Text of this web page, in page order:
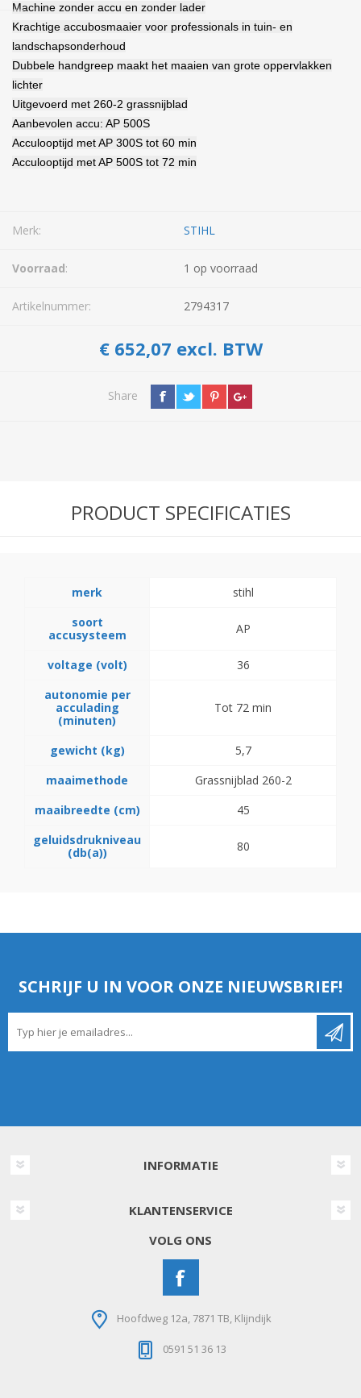
Machine zonder accu en zonder lader
Krachtige accubosmaaier voor professionals in tuin- en
landschapsonderhoud
Dubbele handgreep maakt het maaien van grote oppervlakken
lichter
Uitgevoerd met 260-2 grassnijblad
Aanbevolen accu: AP 500S
Acculooptijd met AP 300S tot 60 min
Acculooptijd met AP 500S tot 72 min
Merk: STIHL
Voorraad: 1 op voorraad
Artikelnummer: 2794317
€ 652,07 excl. BTW
Share
PRODUCT SPECIFICATIES
merk
stihl
soort
accusysteem
AP
voltage (volt)
36
autonomie per
acculading
(minuten)
Tot 72 min
gewicht (kg)
5,7
maaimethode
Grassnijblad 260-2
maaibreedte (cm)
45
geluidsdrukniveau
(db(a))
80
SCHRIJF U IN VOOR ONZE NIEUWSBRIEF!
INFORMATIE
KLANTENSERVICE
VOLG ONS
Hoofdweg 12a, 7871 TB, Klijndijk
0591 51 36 13